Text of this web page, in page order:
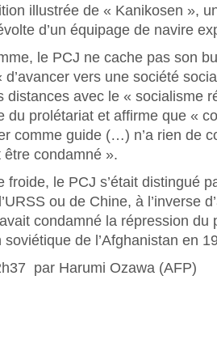
illustrée de « Kanikosen »,
d’un équipage de navire
le PCJ ne cache pas son
vers une société
distances avec le « socialisme
du prolétariat et affirme que «
comme guide (…) n’a rien de
condamné ».
froide, le PCJ s’était distingué
ou de Chine, à l’inverse
condamné la répression du
soviétique de l’Afghanistan en
par Harumi Ozawa (AFP)